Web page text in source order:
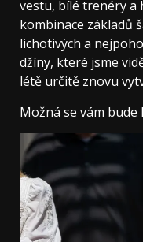
vestu, bílé trenéry a
kombinace základů
lichotivých a
džíny, které jsme
létě určitě znovu
Možná se vám bude